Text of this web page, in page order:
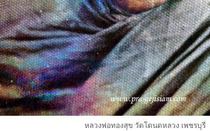
หลวงพ่อทองสุข วัดโตนดหลวง เพชรบุรี